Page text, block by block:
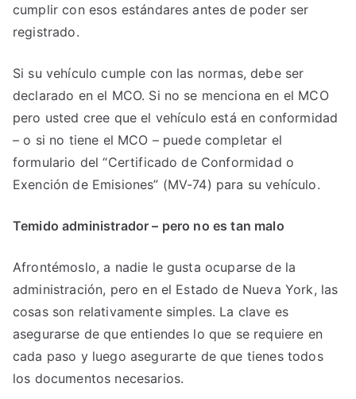
cumplir con esos estándares antes de poder ser
registrado.
Si su vehículo cumple con las normas, debe ser
declarado en el MCO. Si no se menciona en el MCO
pero usted cree que el vehículo está en conformidad
– o si no tiene el MCO – puede completar el
formulario del “Certificado de Conformidad o
Exención de Emisiones” (MV-74) para su vehículo.
Temido administrador – pero no es tan malo
Afrontémoslo, a nadie le gusta ocuparse de la
administración, pero en el Estado de Nueva York, las
cosas son relativamente simples. La clave es
asegurarse de que entiendes lo que se requiere en
cada paso y luego asegurarte de que tienes todos
los documentos necesarios.